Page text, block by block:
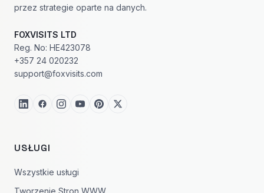
przez strategie oparte na danych.
FOXVISITS LTD
Reg. No: HE423078
+357 24 020232
support@foxvisits.com
USŁUGI
Wszystkie usługi
Tworzenie Stron WWW